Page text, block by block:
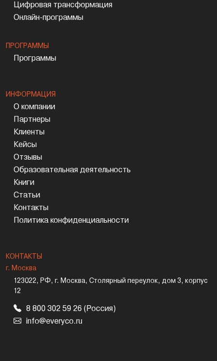
Цифровая трансформация
Онлайн-программы
ПРОГРАММЫ
Программы
ИНФОРМАЦИЯ
О компании
Партнеры
Клиенты
Кейсы
Отзывы
Образовательная деятельность
Книги
Статьи
Контакты
Политика конфиденциальности
КОНТАКТЫ
г. Москва
123022, РФ, г. Москва, Столярный переулок, дом 3, корпус
12
8 800 302 59 26 (Россия)
info@everyco.ru